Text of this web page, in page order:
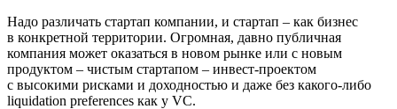
Надо различать стартап компании, и стартап – как бизнес
в конкретной территории. Огромная, давно публичная
компания может оказаться в новом рынке или с новым
продуктом – чистым стартапом – инвест-проектом
с высокими рисками и доходностью и даже без какого-либо
liquidation preferences как у VC.